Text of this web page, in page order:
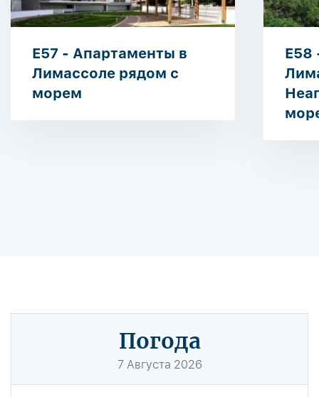
E57 - Апартаменты в
Лимассоле рядом с
морем
E58
Погода
7 Августа 2026